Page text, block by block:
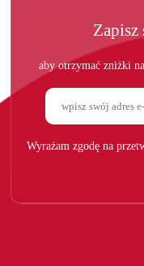
Zapisz
aby otrzymać zniżki
Wyrażam zgodę na